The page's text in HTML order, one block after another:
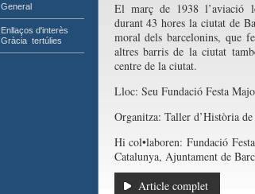
General
Enllaços d'interès
Gràcia, tertúlies
El març de 1938 l’aviació
durant 43 hores la ciutat de
moral dels barcelonins, que
altres barris de la ciutat
centre de la ciutat.
Lloc: Seu Fundació Festa
Organitza: Taller d’Història
Hi col•laboren: Fundació
Catalunya, Ajuntament de
Article complet